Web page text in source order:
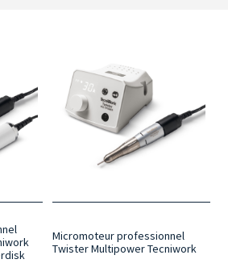
Micromoteur professionnel
Twister Multipower Tecniwork